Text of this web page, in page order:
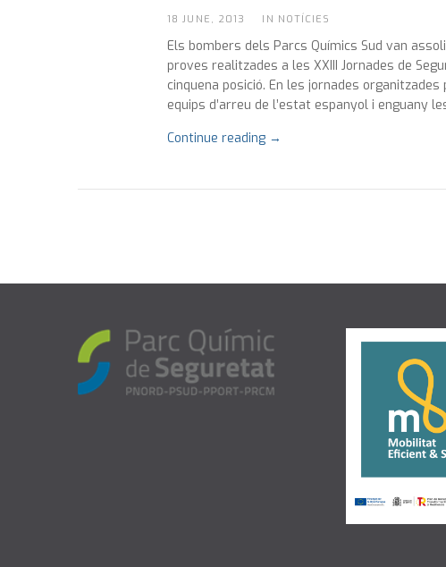
18 JUNE, 2013 IN NOTÍCIES
Els bombers dels Parcs Químics Sud van
proves realitzades a les XXIII Jornades de
cinquena posició. En les jornades
equips d’arreu de l’estat espanyol i enguany
Continue reading →